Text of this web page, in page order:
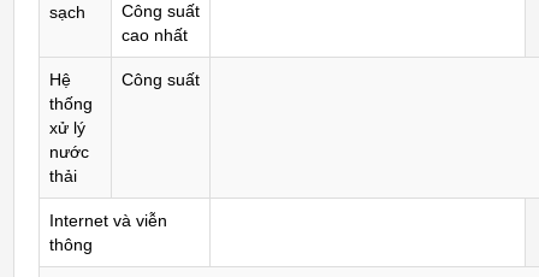
sạch
Công suất
cao nhất
Hệ
thống
xử lý
nước
thải
Công suất
Internet và viễn
thông